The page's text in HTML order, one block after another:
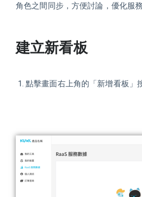
角色之間同步，方便討論，優化服務
建立新看板
點擊畫面右上角的「新增看板」